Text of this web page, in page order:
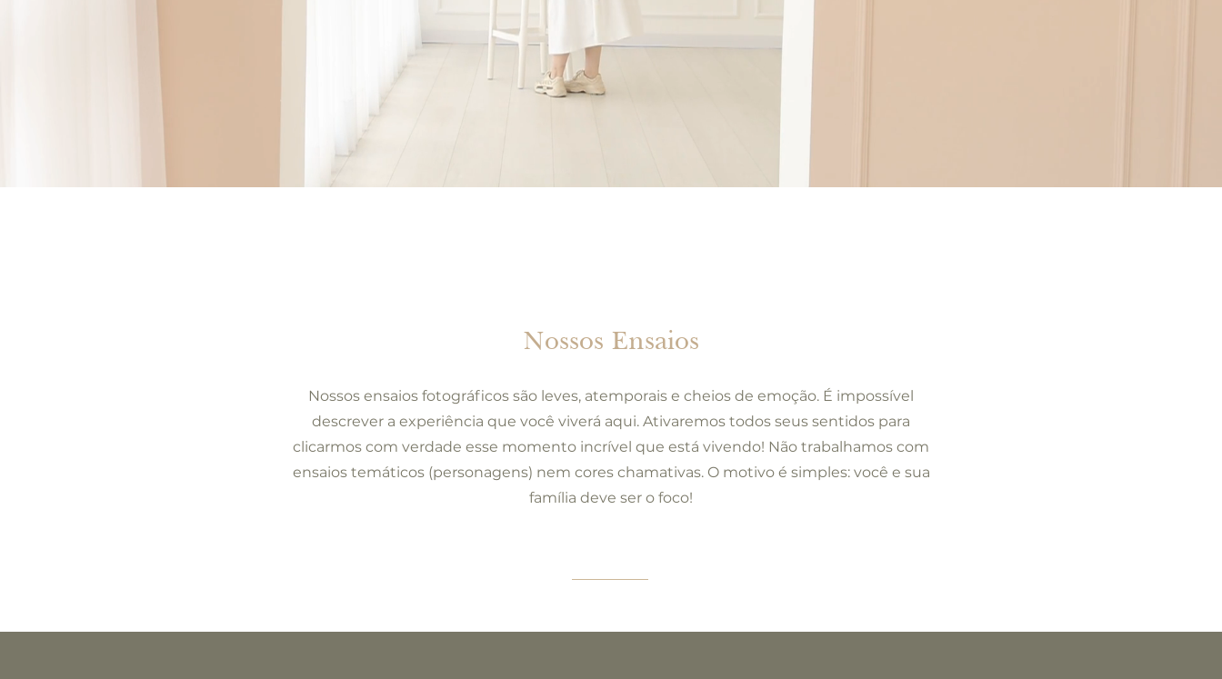
Nossos Ensaios
Nossos ensaios fotográficos são leves, atemporais e cheios de emo​ção. É impossível
descrever a experiência que você viverá aqui. Ativaremos todos seus sentidos para
clicarmos com verdade esse momento incrível que está vivendo! Não trabalhamos com
ensaios temáticos (personagens) nem cores chamativas. O motivo é simples: você e sua
família deve ser o foco!